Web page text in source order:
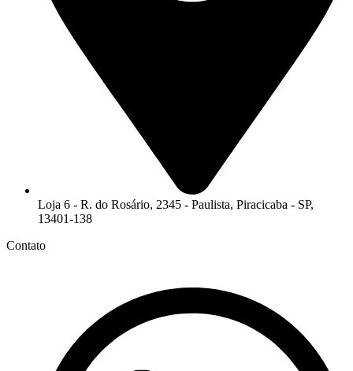
Loja 6 - R. do Rosário, 2345 - Paulista, Piracicaba - SP,
13401-138
Contato